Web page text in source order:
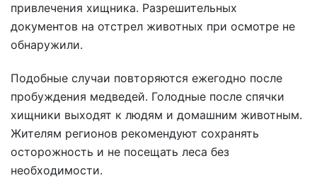
привлечения хищника. Разрешительных
документов на отстрел животных при осмотре не
обнаружили.
Подобные случаи повторяются ежегодно после
пробуждения медведей. Голодные после спячки
хищники выходят к людям и домашним животным.
Жителям регионов рекомендуют сохранять
осторожность и не посещать леса без
необходимости.